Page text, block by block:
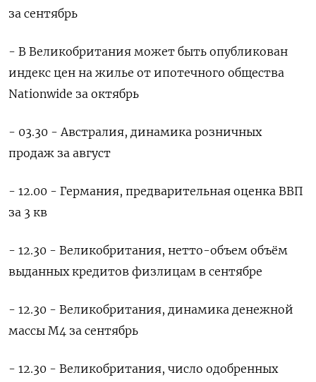
за сентябрь
- В Великобритания может быть опубликован
индекс цен на жилье от ипотечного общества
Nationwide за октябрь
- 03.30 - Австралия, динамика розничных
продаж за август
- 12.00 - Германия, предварительная оценка ВВП
за 3 кв
- 12.30 - Великобритания, нетто-объем объём
выданных кредитов физлицам в сентябре
- 12.30 - Великобритания, динамика денежной
массы М4 за сентябрь
- 12.30 - Великобритания, число одобренных